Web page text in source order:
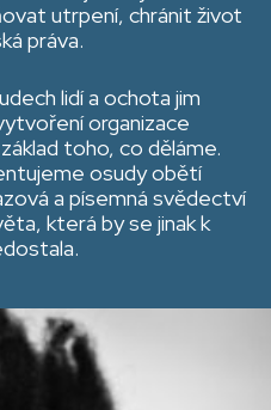
utrpení, chránit život
práva.
lidí a ochota jim
organizace
toho, co děláme.
osudy obětí
a písemná svědectví
která by se jinak k